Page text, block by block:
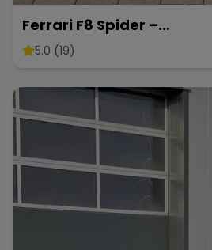
Ferrari F8 Spider –
Atemberaubendes Cabrio
5.0 (19)